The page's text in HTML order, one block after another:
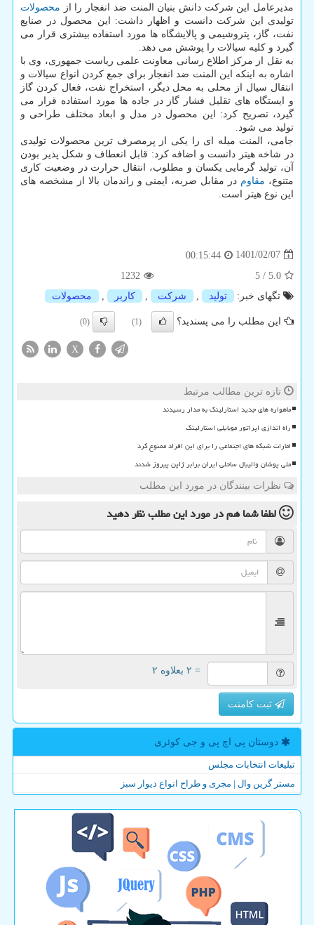
مدیرعامل این شرکت دانش بنیان المنت ضد انفجار را از محصولات
تولیدی این شرکت دانست و اظهار داشت: این محصول در صنایع
نفت، گاز، پتروشیمی و پالایشگاه ها مورد استفاده بیشتری قرار می
گیرد و کلیه سیالات را پوشش می دهد.
به نقل از مرکز اطلاع رسانی معاونت علمی ریاست جمهوری، وی با
اشاره به اینکه این المنت ضد انفجار برای جمع کردن انواع سیالات و
انتقال سیال از محلی به محل دیگر، استخراج نفت، فعال کردن گاز
و ایستگاه های تقلیل فشار گاز در جاده ها مورد استفاده قرار می
گیرد، تصریح کرد: این محصول در مدل و ابعاد مختلف طراحی و
تولید می شود.
جامی، المنت میله ای را یکی از پرمصرف ترین محصولات تولیدی
در شاخه هیتر دانست و اضافه کرد: قابل انعطاف و شکل پذیر بودن
آن، تولید گرمایی یکسان و مطلوب، انتقال حرارت در وضعیت کاری
متنوع، مقاوم در مقابل ضربه، ایمنی و راندمان بالا از مشخصه های
این نوع هیتر است.
1401/02/07
00:15:44
5.0
/
5
1232
تگهای خبر:
تولید شركت كاربر محصولات
این مطلب را می پسندید؟ (1)
(0)
X
تازه ترین مطالب مرتبط
ماهواره های جدید استارلینک به مدار رسیدند
راه اندازی اپراتور موبایلی استارلینک
امارات شبکه های اجتماعی را برای این افراد ممنوع کرد
ملی پوشان والیبال ساحلی ایران برابر ژاپن پیروز شدند
نظرات بینندگان در مورد این مطلب
لطفا شما همدر مورد این مطلبنظر دهید
= ۲ بعلاوه ۲
ثبت کامنت
دوستان پی اچ پی و جی كوئری
تبلیغات انتخابات مجلس
مستر گرین وال | مجری و طراح انواع دیوار سبز